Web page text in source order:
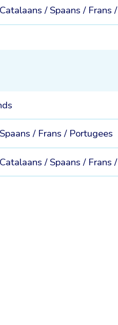
Catalaans /Spaans / Frans /
Spaans / Frans / Portugees
Catalaans /Spaans / Frans /